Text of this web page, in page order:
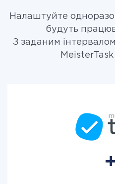
Налаштуйте
будуть
З заданим